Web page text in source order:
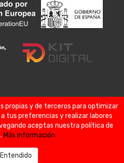
de privacidad
Comparador Favoritos
EN NOSOTROS SU PRESENCIA DIGITAL.
propias y de terceros para optimizar
tus preferencias y realizar labores
aceptas nuestra política de
Más información
Entendido